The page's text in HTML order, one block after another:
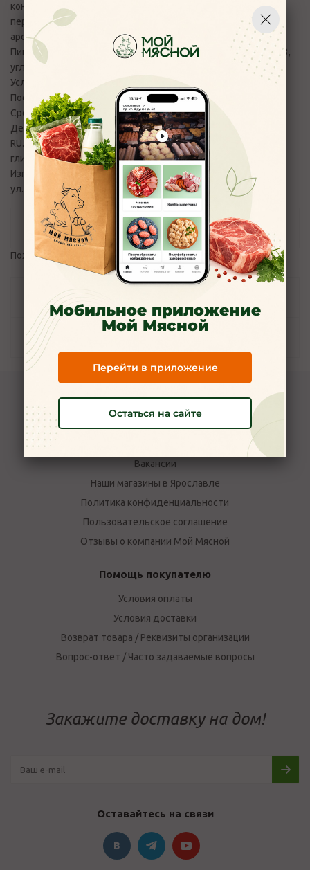
концентрированное грушевое пюре, вода питьевая, мята
перечная, перец красный, краситель (кармины),
ароматизаторы натуральные.
Пищевая ценность на 100 гр продукта: жиры - 0,1, белки - 0,3,
углеводы - 69
Условия хранения: от 0°С до +25°С.
После вскрытия упаковки продукт хранению не подлежит
Срок годности: 360 суток
Декларация о соответствии №ЕАЭС N RU Д-
RU.РА01.В.41578/20. ТУ 058 Концентраты напитков, кроме
глинтвейнов
Изготовитель: АО «Виртекс» Новосибирская обл. г.Бердск,
ул.Ленина, 89/28
Отзывы
Пожалуйста, авторизуйтесь, чтобы оставить отзыв.
Задать вопрос
Наличие
Компания Мой Мясной
Вакансии
Наши магазины в Ярославле
Политика конфиденциальности
Пользовательское соглашение
Отзывы о компании Мой Мясной
Помощь покупателю
Условия оплаты
Условия доставки
Возврат товара / Реквизиты организации
Вопрос-ответ / Часто задаваемые вопросы
Закажите доставку на дом!
Оставайтесь на связи
Мобильное приложение
Мой Мясной
Перейти в приложение
Остаться на сайте